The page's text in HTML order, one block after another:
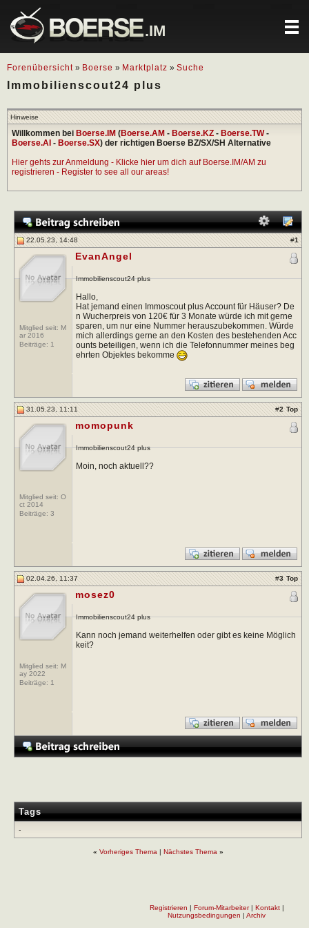
.IM
Forenübersicht » Boerse » Marktplatz » Suche
Immobilienscout24 plus
Hinweise
Willkommen bei Boerse.IM (Boerse.AM - Boerse.KZ - Boerse.TW-
Boerse.AI - Boerse.SX) der richtigen Boerse BZ/SX/SH Alternative
Hier gehts zur Anmeldung - Klicke hier um dich auf Boerse.IM/AM zu
registrieren - Register to see all our areas!
22.05.23, 14:48 #1
Mitglied seit: M
ar 2016
Beiträge: 1
EvanAngel
Immobilienscout24 plus
Hallo,
Hat jemand einen Immoscout plus Account für Häuser? De
n Wucherpreis von 120€ für 3 Monate würde ich mit gerne
sparen, um nur eine Nummer herauszubekommen. Würde
mich allerdings gerne an den Kosten des bestehenden Acc
ounts beteiligen, wenn ich die Telefonnummer meines beg
ehrten Objektes bekomme
31.05.23, 11:11 #2 Top
Mitglied seit: O
ct 2014
Beiträge: 3
momopunk
Immobilienscout24 plus
Moin, noch aktuell??
02.04.26, 11:37 #3 Top
Mitglied seit: M
ay 2022
Beiträge: 1
mosez0
Immobilienscout24 plus
Kann noch jemand weiterhelfen oder gibt es keine Möglich
keit?
Tags
-
« Vorheriges Thema | Nächstes Thema »
Registrieren | Forum-Mitarbeiter| Kontakt|
Nutzungsbedingungen | Archiv